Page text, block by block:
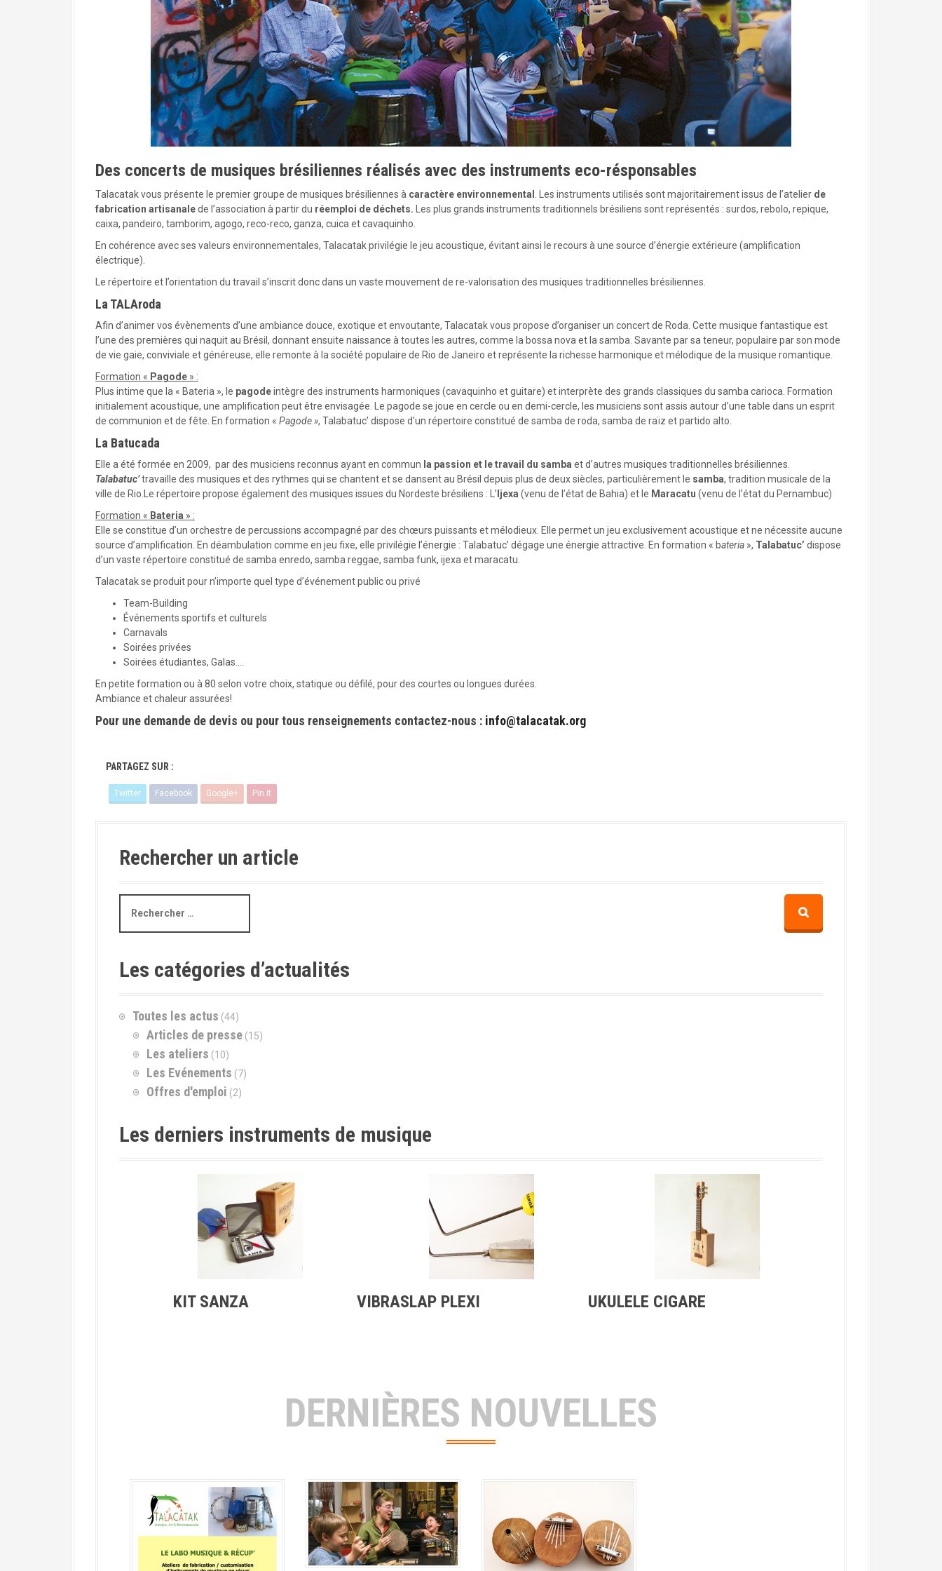
Des concerts de musiques brésiliennes réalisés avec des instruments eco-résponsables
Talacatak vous présente le premier groupe de musiques brésiliennes à caractère environnemental . Les instruments utilisés sont majoritairement issus de l’atelier de
fabrication artisanalede l’association à partir du réemploi de déchets. Les plus grands instruments traditionnels brésiliens sont représentés : surdos, rebolo, repique,
caixa, pandeiro, tamborim, agogo, reco-reco, ganza, cuica et cavaquinho.
En cohérence avec ses valeurs environnementales, Talacatak privilégie le jeu acoustique, évitant ainsi le recours à une source d’énergie extérieure (amplification
électrique).
Le répertoire et l’orientation du travail s’inscrit donc dans un vaste mouvement de re-valorisation des musiques traditionnelles brésiliennes.
La TALAroda
Afin d’animer vos évènements d’une ambiance douce, exotique et envoutante, Talacatak vous propose d’organiser un concert de Roda. Cette musique fantastique est
l’une des premières qui naquit au Brésil, donnant ensuite naissance à toutes les autres, comme la bossa nova et la samba. Savante par sa teneur, populaire par son mode
de vie gaie, conviviale et généreuse, elle remonte à la société populaire de Rio de Janeiro et représente la richesse harmonique et mélodique de la musique romantique.
Formation « Pagode » :
Plus intime que la « Bateria », le pagodeintègre des instruments harmoniques (cavaquinho et guitare) et interprète des grands classiques du samba carioca. Formation
initialement acoustique, une amplification peut être envisagée. Le pagode se joue en cercle ou en demi-cercle, les musiciens sont assis autour d’une table dans un esprit
de communion et de fête. En formation « Pagode », Talabatuc’ dispose d’un répertoire constitué de samba de roda, samba de raïz et partido alto.
La Batucada
Elle a été formée en 2009, par des musiciens reconnus ayant en commun la passion et le travail du samba et d’autres musiques traditionnelles brésiliennes.
Talabatuc’travaille des musiques et des rythmes qui se chantent et se dansent au Brésil depuis plus de deux siècles, particulièrement le samba, tradition musicale de la
ville de Rio.Le répertoire propose également des musiques issues du Nordeste brésiliens : L’ Ijexa (venu de l’état de Bahia) et le Maracatu (venu de l’état du Pernambuc)
Formation « Bateria » :
Elle se constitue d’un orchestre de percussions accompagné par des chœurs puissants et mélodieux. Elle permet un jeu exclusivement acoustique et ne nécessite aucune
source d’amplification. En déambulation comme en jeu fixe, elle privilégie l’énergie : Talabatuc’ dégage une énergie attractive. En formation « bateria », Talabatuc’ dispose
d’un vaste répertoire constitué de samba enredo, samba reggae, samba funk, ijexa et maracatu.
Talacatak se produit pour n’importe quel type d’événement public ou privé
Team-Building
Événements sportifs et culturels
Carnavals
Soirées privées
Soirées étudiantes, Galas….
En petite formation ou à 80 selon votre choix, statique ou défilé, pour des courtes ou longues durées.
Ambiance et chaleur assurées!
Pour une demande de devis ou pour tous renseignements contactez-nous : info@talacatak.org
PARTAGEZ SUR :
Twitter Facebook Google+ Pin It
Rechercher un article
c
e
Les catégories d’actualités
Toutes les actus (44)
Articles de presse (15)
Les ateliers (10)
Les Evénements (7)
Offres d'emploi (2)
Les derniers instruments de musique
KIT SANZA VIBRASLAP PLEXI UKULELE CIGARE
DERNIÈRES NOUVELLES